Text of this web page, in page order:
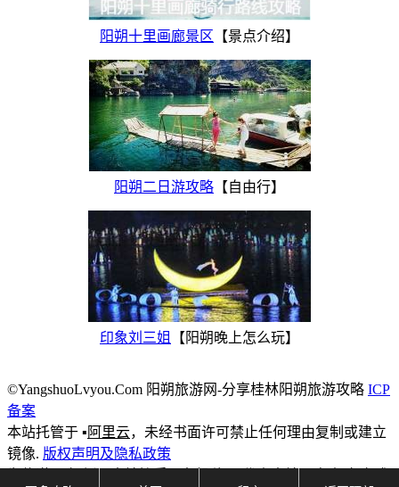
阳朔十里画廊景区 【景点介绍】
阳朔二日游攻略 【自由行】
印象刘三姐 【阳朔晚上怎么玩】
©YangshuoLvyou.Com 阳朔旅游网-分享桂林阳朔旅游攻略 ICP
备案
本站托管于 ▪ 阿里云，未经书面许可禁止任何理由复制或建立
镜像. 版权声明及隐私政策